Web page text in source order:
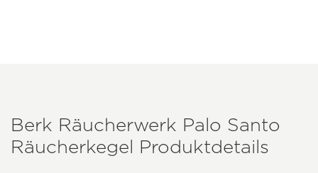
Berk Räucherwerk Palo Santo
Räucherkegel Produktdetails